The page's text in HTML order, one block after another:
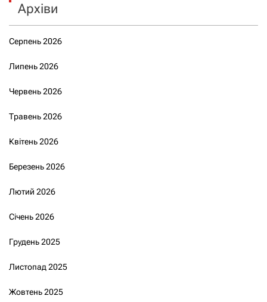
Архіви
Серпень 2026
Липень 2026
Червень 2026
Травень 2026
Квітень 2026
Березень 2026
Лютий 2026
Січень 2026
Грудень 2025
Листопад 2025
Жовтень 2025